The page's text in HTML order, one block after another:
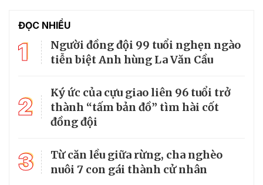
ĐỌC NHIỀU
1
Người đồng đội 99 tuổi nghẹn ngào
tiễn biệt Anh hùng La Văn Cầu
2
Ký ức của cựu giao liên 96 tuổi trở
thành “tấm bản đồ” tìm hài cốt
đồng đội
3
Từ căn lều giữa rừng, cha nghèo
nuôi 7 con gái thành cử nhân